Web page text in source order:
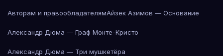
Авторам и правообладателямАйзек Азимов — Основание
Александр Дюма — Граф Монте-Кристо
Александр Дюма — Три мушкетёра